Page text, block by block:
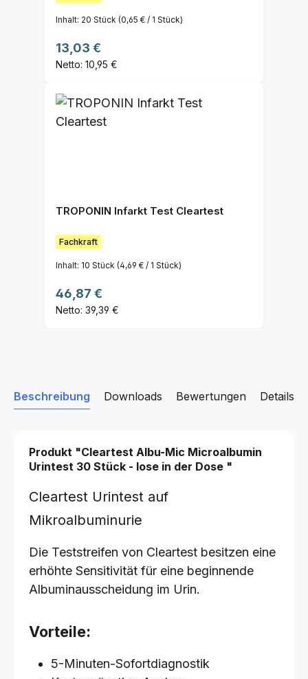
Inhalt: 20 Stück (0,65 € / 1 Stück)
Regulärer Preis:
13,03 €
Netto: 10,95 €
TROPONIN Infarkt Test Cleartest
Fachkraft
Inhalt: 10 Stück (4,69 € / 1 Stück)
Regulärer Preis:
46,87 €
Netto: 39,39 €
Beschreibung Downloads Details
Bewertungen
Produkt "Cleartest Albu-Mic Microalbumin
Urintest 30 Stück - lose in der Dose "
Cleartest Urintest auf
Mikroalbuminurie
Die Teststreifen von Cleartest besitzen eine
erhöhte Sensitivität für eine beginnende
Albuminausscheidung im Urin.
Vorteile:
5-Minuten-Sofortdiagnostik